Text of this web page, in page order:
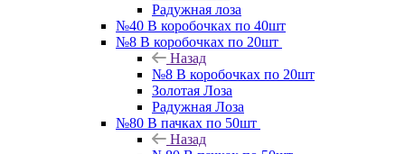
Радужная лоза
№40 В коробочках по 40шт
№8 В коробочках по 20шт
Назад
№8 В коробочках по 20шт
Золотая Лоза
Радужная Лоза
№80 В пачках по 50шт
Назад